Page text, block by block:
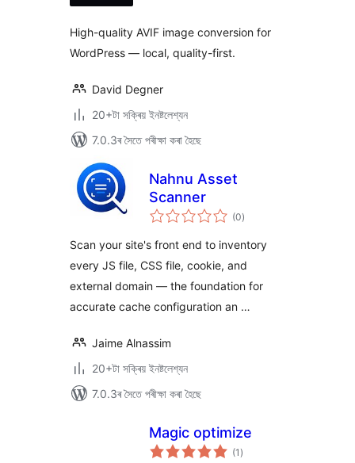
High-quality AVIF image conversion for
WordPress — local, quality-first.
David Degner
20+টা সক্ৰিয় ইনষ্টলেশ্যন
7.0.3ৰ সৈতে পৰীক্ষা কৰা হৈছে
Nahnu Asset
Scanner
(0টা
মুঠ)
Scan your site's front end to inventory
every JS file, CSS file, cookie, and
external domain — the foundation for
accurate cache configuration an …
Jaime Alnassim
20+টা সক্ৰিয় ইনষ্টলেশ্যন
7.0.3ৰ সৈতে পৰীক্ষা কৰা হৈছে
Magic optimize
(1 টা
মুঠ)